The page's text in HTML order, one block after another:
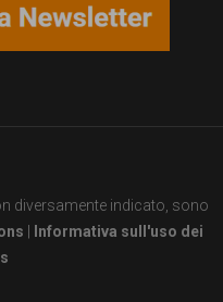
diversamente indicato, sono
Informativa sull'uso dei